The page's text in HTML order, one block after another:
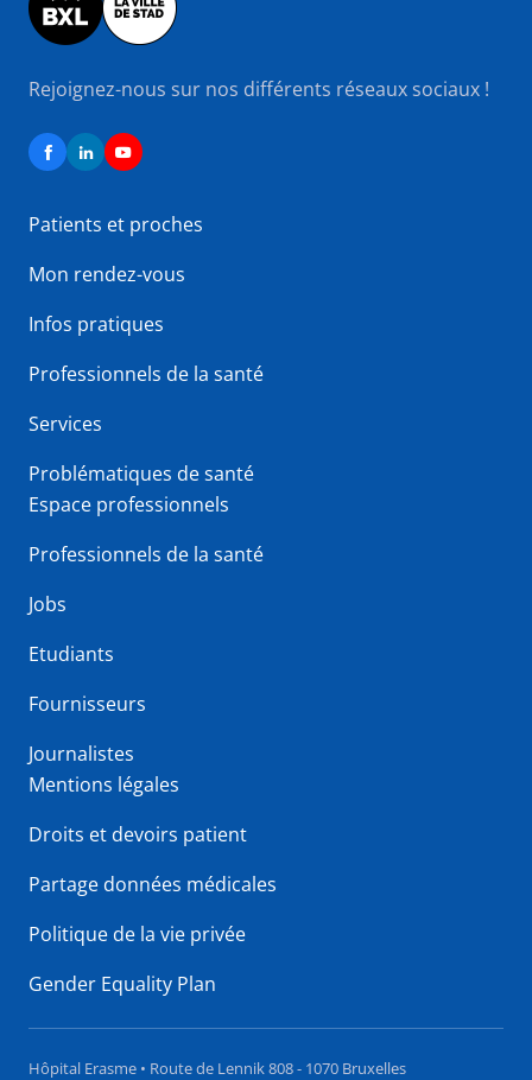
Rejoignez-nous sur nos différents réseaux sociaux !
Patients et proches
Mon rendez-vous
Infos pratiques
Professionnels de la santé
Services
Problématiques de santé
Espace professionnels
Professionnels de la santé
Jobs
Etudiants
Fournisseurs
Journalistes
Mentions légales
Droits et devoirs patient
Partage données médicales
Politique de la vie privée
Gender Equality Plan
Hôpital Erasme • Route de Lennik 808 - 1070 Bruxelles